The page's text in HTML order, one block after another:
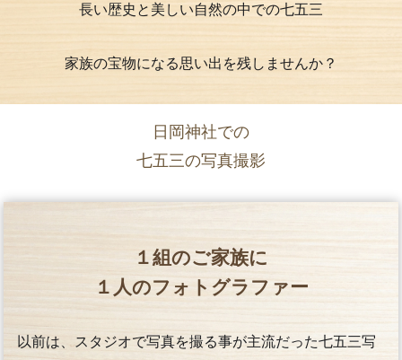
長い歴史と美しい自然の中での七五三
家族の宝物になる思い出を残しませんか？
日岡神社での
七五三の写真撮影
１組のご家族に
１人のフォトグラファー
以前は、スタジオで写真を撮る事が主流だった七五三写